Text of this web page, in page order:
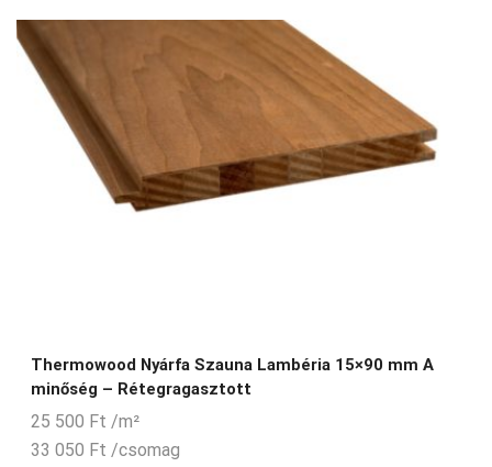
Thermowood Nyárfa Szauna Lambéria 15×90 mm A
minőség – Rétegragasztott
25 500 Ft /m²
33 050 Ft /csomag